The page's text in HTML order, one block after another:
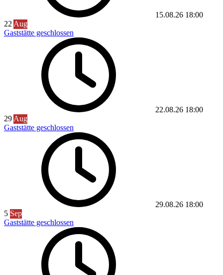
15.08.26 18:00
22Aug
Gaststätte geschlossen
22.08.26 18:00
29Aug
Gaststätte geschlossen
29.08.26 18:00
5 Sep
Gaststätte geschlossen